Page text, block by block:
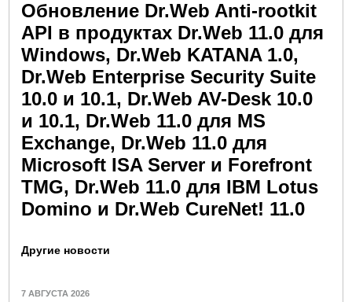
Обновление Dr.Web Anti-rootkit
API в продуктах Dr.Web 11.0 для
Windows, Dr.Web KATANA 1.0,
Dr.Web Enterprise Security Suite
10.0 и 10.1, Dr.Web AV-Desk 10.0
и 10.1, Dr.Web 11.0 для MS
Exchange, Dr.Web 11.0 для
Microsoft ISA Server и Forefront
TMG, Dr.Web 11.0 для IBM Lotus
Domino и Dr.Web CureNet! 11.0
Другие новости
7 АВГУСТА 2026